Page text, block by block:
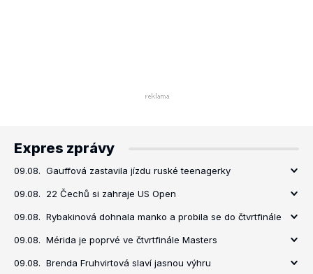
Expres zprávy
09.08. Gauffová zastavila jízdu ruské teenagerky
09.08. 22 Čechů si zahraje US Open
09.08. Rybakinová dohnala manko a probila se do čtvrtfinále
09.08. Mérida je poprvé ve čtvrtfinále Masters
09.08. Brenda Fruhvirtová slaví jasnou výhru